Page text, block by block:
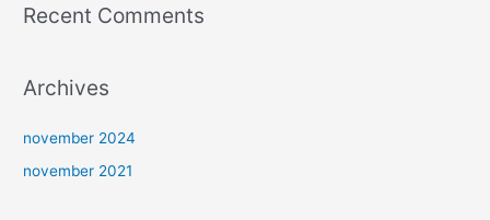
:Recent Comments
Archives
november 2024
november 2021